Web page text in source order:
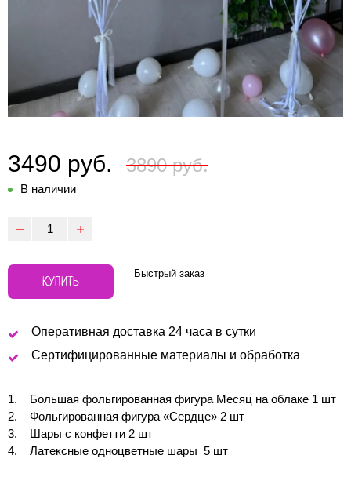
3490 руб. 3890 руб.
В наличии
КУПИТЬ Быстрый заказ
Оперативная доставка 24 часа в сутки
Сертифицированные материалы и обработка
Большая фольгированная фигура Месяц на облаке 1 шт
Фольгированная фигура «Сердце» 2 шт
Шары с конфетти 2 шт
Латексные одноцветные шары 5 шт